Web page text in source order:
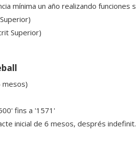
mínima un año realizando funciones
Superior)
mesos)
fins a '1571'
inicial de 6 mesos, després indefinit.